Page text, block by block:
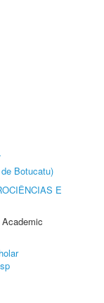
Botucatu)
E